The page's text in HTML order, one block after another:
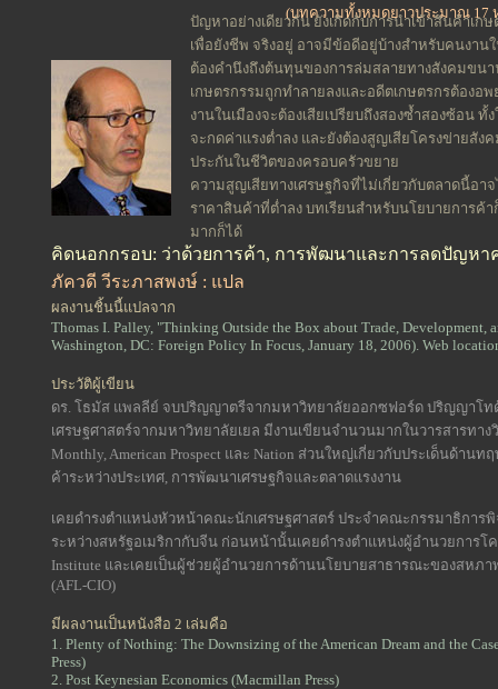
(บทความทั้งหมดยาวประมาณ 17
คิดนอกกรอบ: ว่าด้วยการค้า, การพัฒนาและการลดปัญหา
ภัควดี วีระภาสพงษ์ : แปล
ผลงานชิ้นนี้แปลจาก
Thomas I. Palley, "Thinking Outside the Box about Trade,
Washington, DC: Foreign Policy In Focus, January 18, 2006). Web
ประวัติผู้เขียน
ดร. โธมัส แพลลีย์ จบปริญญาตรีจากมหาวิทยาลัยออกซฟอร์ด ปริญญาโ
เศรษฐศาสตร์จากมหาวิทยาลัยเยล มีงานเขียนจำนวนมากในวารสารทาง
Monthly, American Prospect และ Nation ส่วนใหญ่เกี่ยวกับประเด็นด้า
ค้าระหว่างประเทศ, การพัฒนาเศรษฐกิจและตลาดแรงงาน
เคยดำรงตำแหน่งหัวหน้าคณะนักเศรษฐศาสตร์ ประจำคณะกรรมาธิกา
ระหว่างสหรัฐอเมริกากับจีน ก่อนหน้านั้นเคยดำรงตำแหน่งผู้อำนวยการโค
Institute และเคยเป็นผู้ช่วยผู้อำนวยการด้านนโยบายสาธารณะของสหภ
(AFL-CIO)
มีผลงานเป็นหนังสือ 2 เล่มคือ
1. Plenty of Nothing: The Downsizing of the American Dream and the
Press)
2. Post Keynesian Economics (Macmillan Press)
ปัญหาอย่างเดียวกัน ยังเกิดกับการนำเข้าสินค้าเก
เพื่อยังชีพ จริงอยู่ อาจมีข้อดีอยู่บ้างสำหรับคนงาน
ต้องคำนึงถึงต้นทุนของการล่มสลายทางสังคมข
เกษตรกรรมถูกทำลายลงและอดีตเกษตรกรต้องอ
งานในเมืองจะต้องเสียเปรียบถึงสองซ้ำสองซ้อน
จะกดค่าแรงต่ำลง และยังต้องสูญเสียโครงข่ายสั
ประกันในชีวิตของครอบครัวขยาย
ความสูญเสียทางเศรษฐกิจที่ไม่เกี่ยวกับตลาดนี้อา
ราคาสินค้าที่ต่ำลง บทเรียนสำหรับนโยบายการค้
มากก็ได้